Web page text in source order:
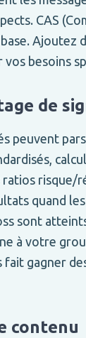
CAS
Ajoutez
besoins
de
peuvent
risque/
quand
sont
à votre
gagner
contenu